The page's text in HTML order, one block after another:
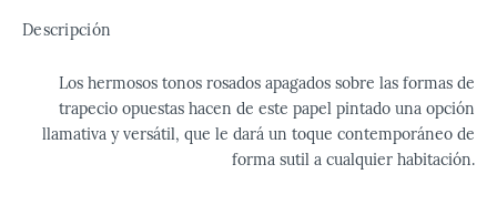
Descripción
Los hermosos tonos rosados apagados sobre las formas de
trapecio opuestas hacen de este papel pintado una opción
llamativa y versátil, que le dará un toque contemporáneo de
forma sutil a cualquier habitación.